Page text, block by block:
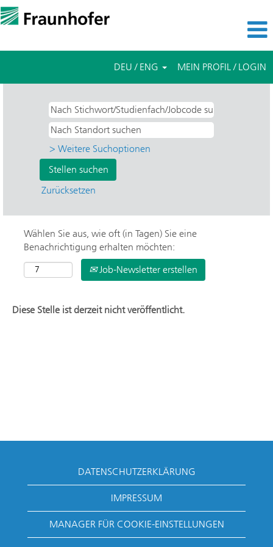
DEU / ENG MEIN PROFIL / LOGIN
> Weitere Suchoptionen
Zurücksetzen
Wählen Sie aus, wie oft (in Tagen) Sie eine
Benachrichtigung erhalten möchten:
Job-Newsletter erstellen
Diese Stelle ist derzeit nicht veröffentlicht.
DATENSCHUTZERKLÄRUNG
IMPRESSUM
MANAGER FÜR COOKIE-EINSTELLUNGEN